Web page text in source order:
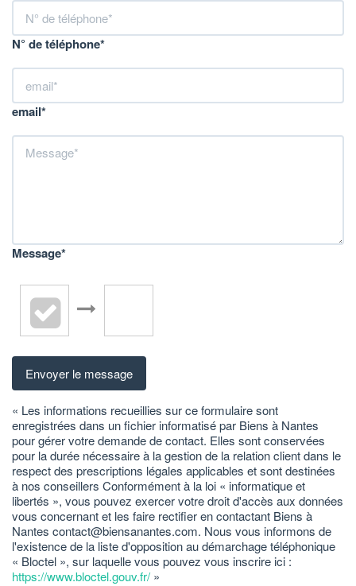
N° de téléphone*
email*
Message*
Envoyer le message
« Les informations recueillies sur ce formulaire sont
enregistrées dans un fichier informatisé par Biens à Nantes
pour gérer votre demande de contact. Elles sont conservées
pour la durée nécessaire à la gestion de la relation client dans le
respect des prescriptions légales applicables et sont destinées
à nos conseillers Conformément à la loi « informatique et
libertés », vous pouvez exercer votre droit d'accès aux données
vous concernant et les faire rectifier en contactant Biens à
Nantes contact@biensanantes.com. Nous vous informons de
l'existence de la liste d'opposition au démarchage téléphonique
« Bloctel », sur laquelle vous pouvez vous inscrire ici :
https://www.bloctel.gouv.fr/ »